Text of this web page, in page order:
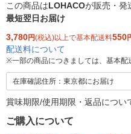
この商品はLOHACOが販売・発
最短翌日お届け
3,780円(税込)以上で基本配送料550
配送料について
※一部の商品につきましては、基本配
在庫確認住所：東京都にお届け
賞味期限/使用期限・返品につい
ご購入について